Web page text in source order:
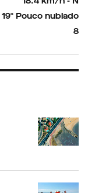
19º Pouco nublado
8